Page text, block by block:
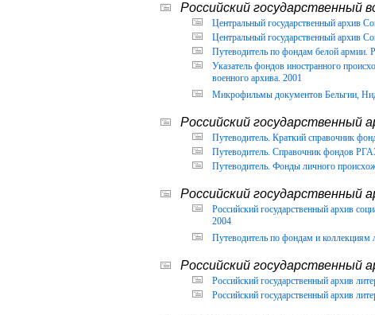
Российский государственный
Центральный государственный архив
Центральный государственный архив
Путеводитель по фондам белой армии.
Указатель фондов иностранного
военного архива. 2001
Микрофильмы документов Бельгии,
Российский государственный
Путеводитель. Краткий справочник
Путеводитель. Справочник фондов
Путеводитель. Фонды личного
Российский государственный
Российский государственный архив
2004
Путеводитель по фондам и коллекциям
Российский государственный
Российский государственный архив
Российский государственный архив